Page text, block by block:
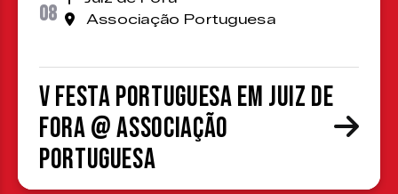
08
Associação Portuguesa
V Festa Portuguesa em Juiz de
Fora @ Associação
Portuguesa